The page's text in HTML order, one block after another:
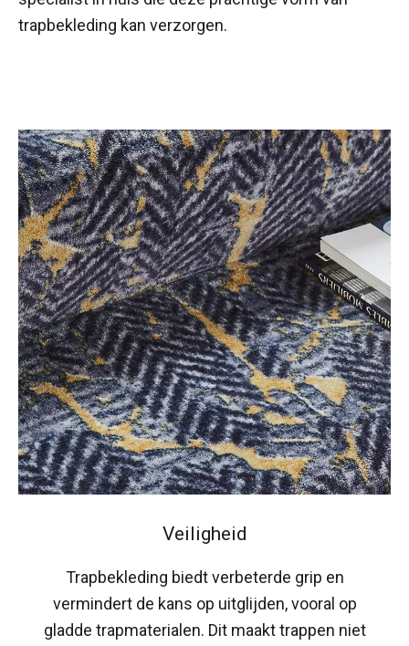
trapbekleding kan verzorgen.
Veiligheid
Trapbekleding biedt verbeterde grip en
vermindert de kans op uitglijden, vooral op
gladde trapmaterialen. Dit maakt trappen niet